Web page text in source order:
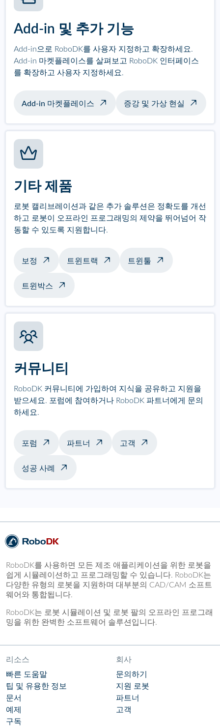
Add-in 및 추가 기능
Add-in으로 RoboDK를 사용자 지정하고 확장하세요.
Add-in 마켓플레이스를 살펴보고 RoboDK 인터페이스
를 확장하고 사용자 지정하세요.
Add-in 마켓플레이스 증강 및 가상 현실
기타 제품
로봇 캘리브레이션과 같은 추가 솔루션은 정확도를 개선
하고 로봇이 오프라인 프로그래밍의 제약을 뛰어넘어 작
동할 수 있도록 지원합니다.
보정 트윈트랙 트윈툴
트윈박스
커뮤니티
RoboDK 커뮤니티에 가입하여 지식을 공유하고 지원을
받으세요. 포럼에 참여하거나 RoboDK 파트너에게 문의
하세요.
포럼 파트너 고객
성공 사례
RoboDK를 사용하면 모든 제조 애플리케이션을 위한 로봇을
쉽게 시뮬레이션하고 프로그래밍할 수 있습니다. RoboDK는
다양한 유형의 로봇을 지원하며 대부분의 CAD/CAM 소프트
웨어와 통합됩니다.
RoboDK는 로봇 시뮬레이션 및 로봇 팔의 오프라인 프로그래
밍을 위한 완벽한 소프트웨어 솔루션입니다.
리소스
빠른 도움말
팁 및 유용한 정보
문서
예제
구독
회사
문의하기
지원 로봇
파트너
고객